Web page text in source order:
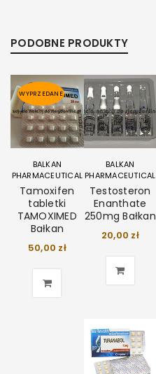
PODOBNE PRODUKTY
WYPRZEDANE
BALKAN
PHARMACEUTICAL
Tamoxifen
tabletki
TAMOXIMED
Bałkan
50,00 zł
BALKAN
PHARMACEUTICAL
Testosteron
Enanthate
250mg Bałkan
20,00 zł